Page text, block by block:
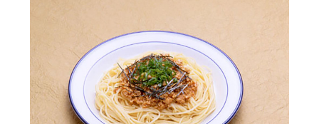
朝シャン（パン派）
ヘルシー（150kcal以下）
時短（調理時間10分以下）
あえるハコネーゼ明太子
あえるハコネーゼナポリタン
あえるハコネーゼジェノベーゼ